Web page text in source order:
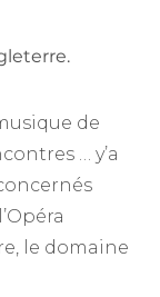
de
… y’a
le domaine